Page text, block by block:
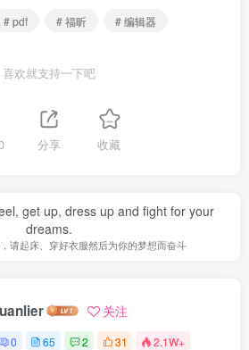
# pdf # 福昕 # 编辑器
喜欢就支持一下吧
分享 收藏
get up, dress up and fight for your
dreams.
请起床、穿好衣服然后为你的梦想而奋斗
关注
0 65 2 31 2.1W+